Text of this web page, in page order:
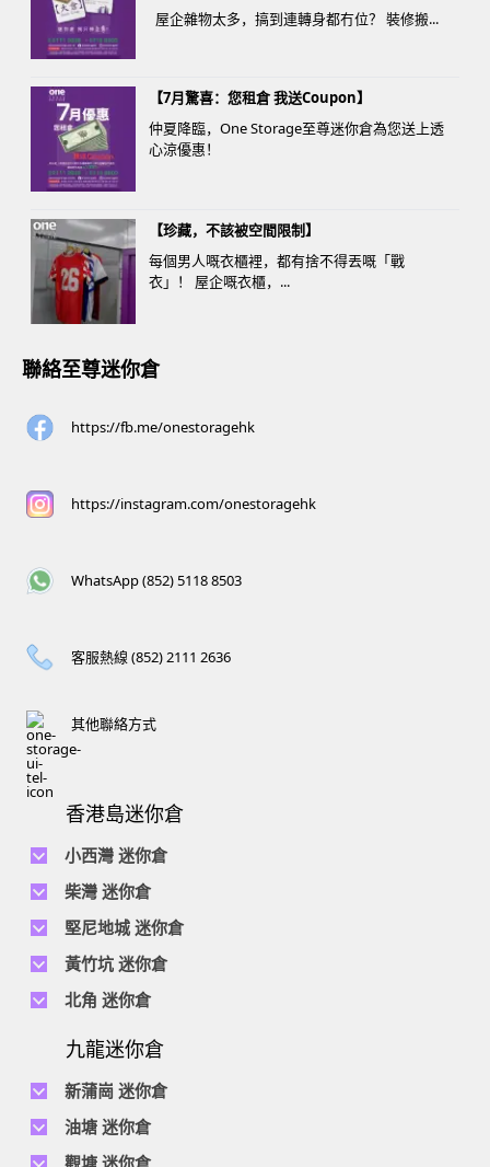
屋企雜物太多，搞到連轉身都冇位？ 裝修搬...
【7月驚喜：您租倉 我送Coupon】
仲夏降臨，One Storage至尊迷你倉為您送上透
心涼優惠！
【珍藏，不該被空間限制】
每個男人嘅衣櫃裡，都有捨不得丟嘅「戰
衣」！ 屋企嘅衣櫃，...
聯絡至尊迷你倉
https://fb.me/onestoragehk
https://instagram.com/onestoragehk
WhatsApp (852) 5118 8503
客服熱線 (852) 2111 2636
其他聯絡方式
香港島迷你倉
小西灣 迷你倉
電話 :2111 1062
地址 : 柴灣新業街5號王子工業大廈4樓
地址 : 柴灣新業街11號森龍工業大廈7樓B室
柴灣 迷你倉
電話 :2194 0038
地址 : 柴灣祥利街7號萬峰工業大廈6樓C室
地址 : 柴灣利眾街20號柴灣中心工業大廈6樓B室及14樓B1室
堅尼地城 迷你倉
電話 : 2623 0280
地址 : 堅尼地城士美菲路12P號祥興工業大廈9樓
黃竹坑 迷你倉
電話 :2680 9691
地址 : 黃竹坑道18號瑞琪工業大廈14樓A室
電話 :2116 8113
地址 : 香港黃竹坑道56-60號怡華工業大廈3樓B室
北角 迷你倉
地址 : 香港屈臣道4-6號海景大廈B座10樓4&6室
九龍迷你倉
新蒲崗 迷你倉
電話 :2111 0509
地址 : 新蒲崗景福街106號太子工業大廈15樓B室
油塘 迷你倉
電話 :2623 0300